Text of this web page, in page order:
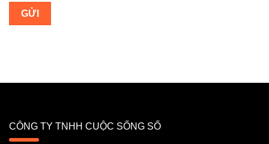
CÔNG TY TNHH CUỘC SỐNG SỐ